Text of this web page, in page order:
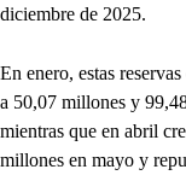
diciembre de 2025.
En enero, estas
a 50,07 millones y
mientras que en abril
millones en mayo y